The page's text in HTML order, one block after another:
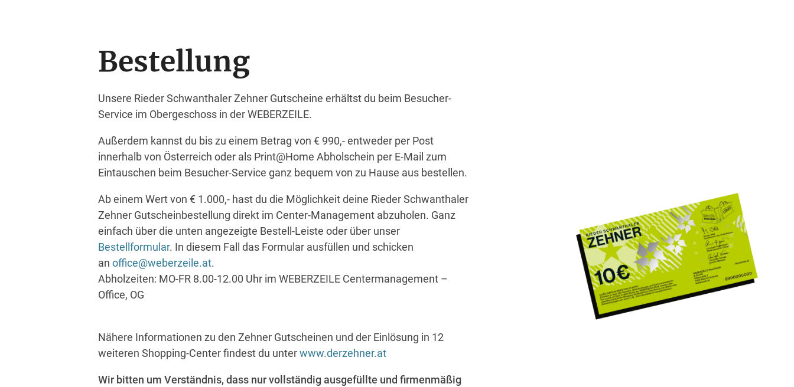
Bestellung
Unsere Rieder Schwanthaler Zehner Gutscheine erhältst du beim Besucher-
Service im Obergeschoss in der WEBERZEILE.
Außerdem kannst du bis zu einem Betrag von € 990,- entweder per Post
innerhalb von Österreich oder als Print@Home Abholschein per E-Mail zum
Eintauschen beim Besucher-Service ganz bequem von zu Hause aus bestellen.
Ab einem Wert von € 1.000,- hast du die Möglichkeit deine Rieder Schwanthaler
Zehner Gutscheinbestellung direkt im Center-Management abzuholen. Ganz
einfach über die unten angezeigte Bestell-Leiste oder über unser
Bestellformular. In diesem Fall das Formular ausfüllen und schicken
anoffice@weberzeile.at.
Abholzeiten: MO-FR 8.00-12.00 Uhr im WEBERZEILE Centermanagement –
Office, OG
Nähere Informationen zu den Zehner Gutscheinen und der Einlösung in 12
weiteren Shopping-Center findest du unterwww.derzehner.at
Wir bitten um Verständnis, dass nur vollständig ausgefüllte und firmenmäßig